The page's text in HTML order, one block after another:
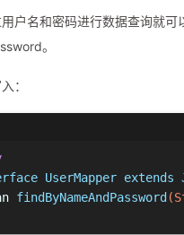
户名和密码进行数据查询就可
。
：
UserMapper extends
findByNameAndPassword